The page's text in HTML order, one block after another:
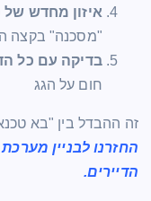
איזון מחדש של
"מסכנה" בקצה
בדיקה עם כל
חום על הגג
זה ההבדל בין "בא
החזרנו לבניין
הדיירים.